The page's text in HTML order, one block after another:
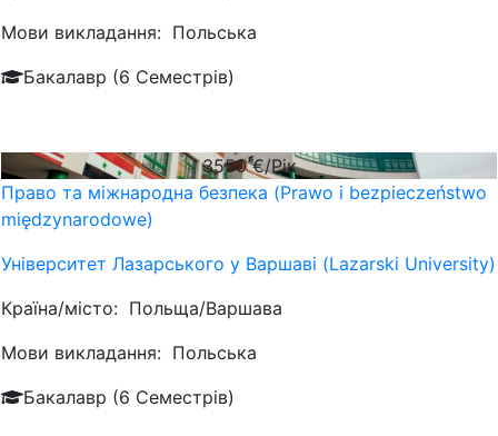
Мови викладання: Польська
Бакалавр (6 Семестрів)
3550€/Рік
Право та міжнародна безпека (Prawo i bezpieczeństwo
międzynarodowe)
Університет Лазарського у Варшаві (Lazarski University)
Країна/місто: Польща/Варшава
Мови викладання: Польська
Бакалавр (6 Семестрів)